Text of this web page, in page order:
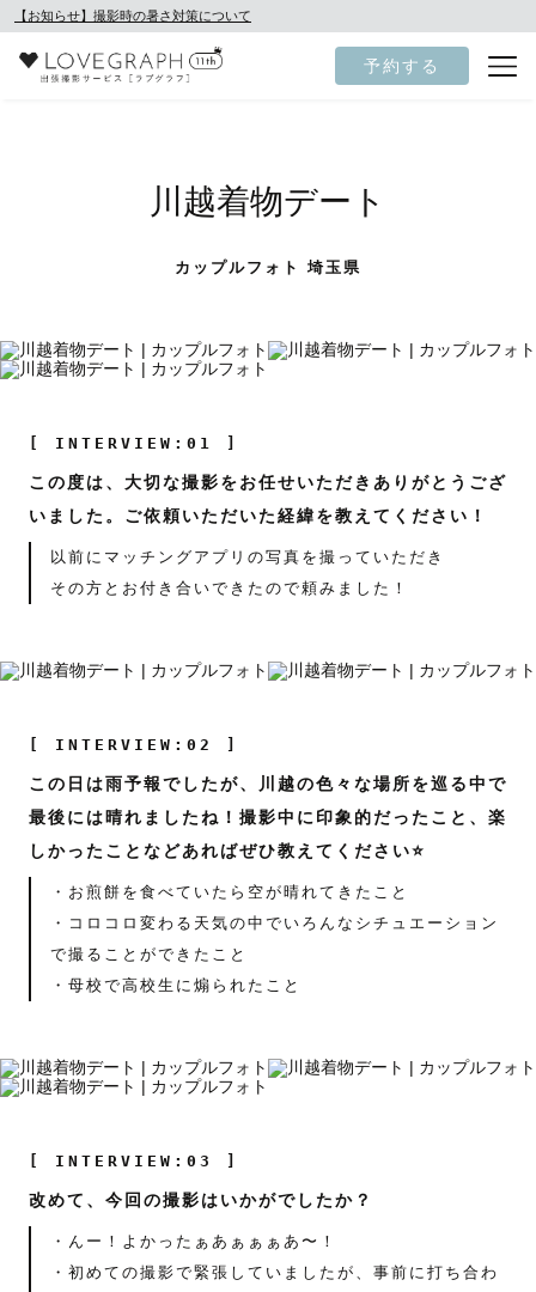
【お知らせ】撮影時の暑さ対策について
予約する
川越着物デート
カップルフォト 埼玉県
[ INTERVIEW:01 ]
この度は、大切な撮影をお任せいただきありがとうござ
いました。ご依頼いただいた経緯を教えてください！
以前にマッチングアプリの写真を撮っていただき
その方とお付き合いできたので頼みました！
[ INTERVIEW:02 ]
この日は雨予報でしたが、川越の色々な場所を巡る中で
最後には晴れましたね！撮影中に印象的だったこと、楽
しかったことなどあればぜひ教えてください⭐️
・お煎餅を食べていたら空が晴れてきたこと
・コロコロ変わる天気の中でいろんなシチュエーション
で撮ることができたこと
・母校で高校生に煽られたこと
[ INTERVIEW:03 ]
改めて、今回の撮影はいかがでしたか？
・んー！よかったぁあぁぁぁあ〜！
・初めての撮影で緊張していましたが、事前に打ち合わ